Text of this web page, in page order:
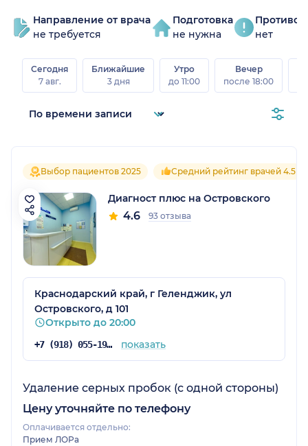
Направление от врача
не требуется
Подготовка
не нужна
нет
Сегодня
7 авг.
Ближайшие
3 дня
Утро
до 11:00
Вечер
после 18:00
Выбор пациентов 2025 Средний рейтинг врачей 4.5
Диагност плюс на Островского
4.6 93 отзыва
Краснодарский край, г Геленджик, ул
Островского, д 101
Открыто до 20:00
+7 (918) 055-19-70 показать
Удаление серных пробок (с одной стороны)
Цену уточняйте по телефону
Оплачивается отдельно:
Прием ЛОРа